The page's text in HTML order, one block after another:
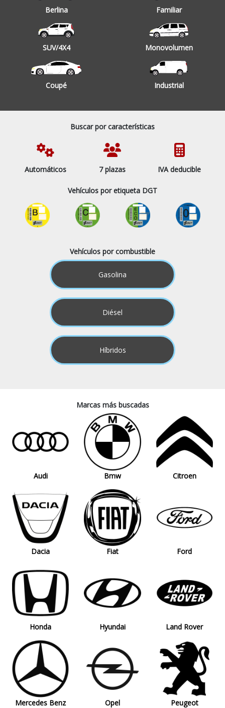
Berlina Familiar
SUV/4X4 Monovolumen
Coupé Industrial
Buscar por características
Automáticos 7 plazas IVA deducible
Vehículos por etiqueta DGT
Vehículos por combustible
Gasolina
Diésel
Híbridos
Marcas más buscadas
Audi Bmw Citroen
Dacia Fiat Ford
Honda Hyundai Land Rover
Mercedes Benz Opel Peugeot